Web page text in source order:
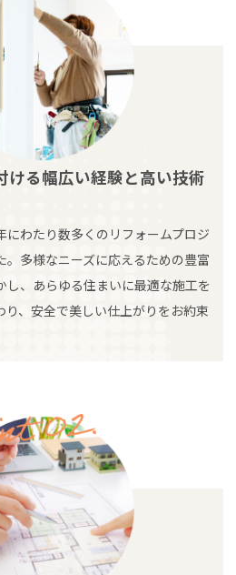
ける幅広い経験と高い技術
にわたり数多くのリフォームプロジ
。多様なニーズに応えるための豊富
し、あらゆる住まいに最適な施工を
、安全で美しい仕上がりをお約束